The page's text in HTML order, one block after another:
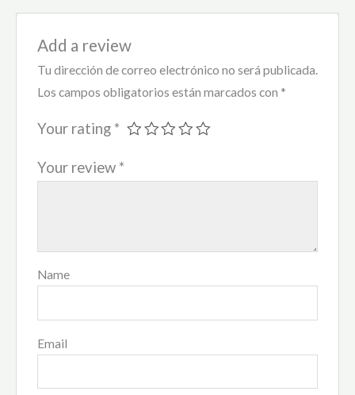
Add a review
Tu dirección de correo electrónico no será publicada.
Los campos obligatorios están marcados con *
Your rating *
Your review *
Name
Email